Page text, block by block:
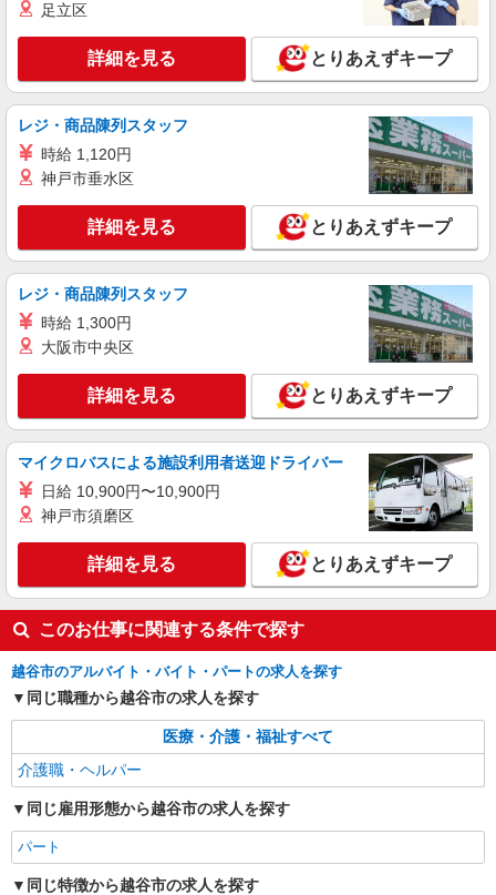
（4月） 特別報酬：平均18.9万円（最高額120万
円） ※2025年6月支給実績 ※処遇改善手当は試用
期間中(3ヶ月)は支給なし
大袋ケアコミュニティそよ風：RO16620
NEW
ショートステイ 介護スタッフ
【時給】1,350円〜1,550円 ▼給与詳細 処遇改
善手当：200〜220円/時 夜勤手当:6,000円/回 ▼下
記別途支給 通勤手当 年末年始手当：380円/時 寸
志あり：年2回（6月・12月） ※業績による ※処
遇改善手当は試用期間中(3ヶ月)は支給なし
埼玉県越谷市大字下間久里1078-1
キープ 詳細を見る
足立区
詳細を見る とりあえずキープ
レジ・商品陳列スタッフ
時給 1,120円
神戸市垂水区
詳細を見る とりあえずキープ
レジ・商品陳列スタッフ
時給 1,300円
大阪市中央区
詳細を見る とりあえずキープ
マイクロバスによる施設利用者送迎ドライバー
日給 10,900円〜10,900円
神戸市須磨区
詳細を見る とりあえずキープ
このお仕事に関連する条件で探す
越谷市のアルバイト・バイト・パートの求人を探す
同じ職種から越谷市の求人を探す
医療・介護・福祉すべて
介護職・ヘルパー
同じ雇用形態から越谷市の求人を探す
パート
同じ特徴から越谷市の求人を探す